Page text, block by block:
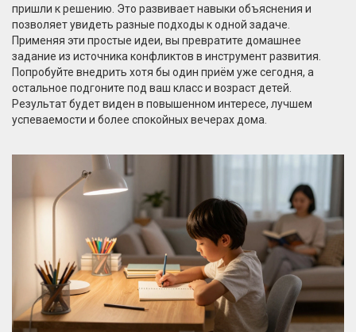
пришли к решению. Это развивает навыки объяснения и
позволяет увидеть разные подходы к одной задаче.
Применяя эти простые идеи, вы превратите домашнее
задание из источника конфликтов в инструмент развития.
Попробуйте внедрить хотя бы один приём уже сегодня, а
остальное подгоните под ваш класс и возраст детей.
Результат будет виден в повышенном интересе, лучшем
успеваемости и более спокойных вечерах дома.